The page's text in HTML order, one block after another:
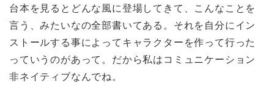
台本を見るとどんな風に登場してきて、こんなことを
言う、みたいなの全部書いてある。それを自分にイン
ストールする事によってキャラクターを作って行った
っていうのがあって。だから私はコミュニケーション
非ネイティブなんでね。